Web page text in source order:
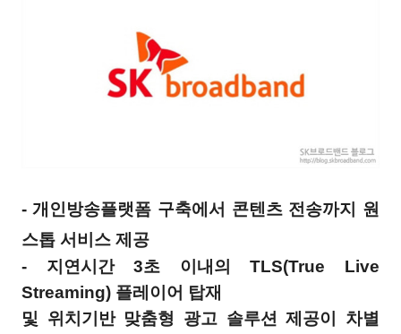
-개인방송플랫폼 구축에서 콘텐츠 전송까지
원
스톱 서비스 제공
- 지연시간
3초 이내의
TLS(True Live
Streaming) 플레이어 탑재
및 위 치기반 맞춤형 광고 솔루션 제공이
차별